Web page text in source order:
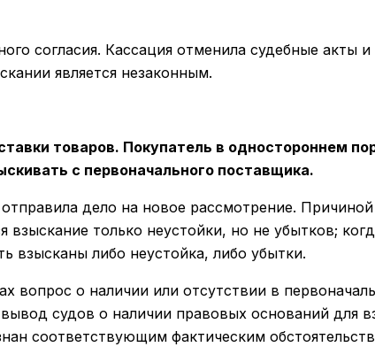
согласия. Кассация отменила судебные акты
является незаконным.
товаров. Покупатель в одностороннем
с первоначального поставщика.
дело на новое рассмотрение.
только неустойки, но не убытков;
взысканы либо неустойка, либо убытки.
вопрос о наличии или отсутствии в
судов о наличии правовых оснований для
соответствующим фактическим